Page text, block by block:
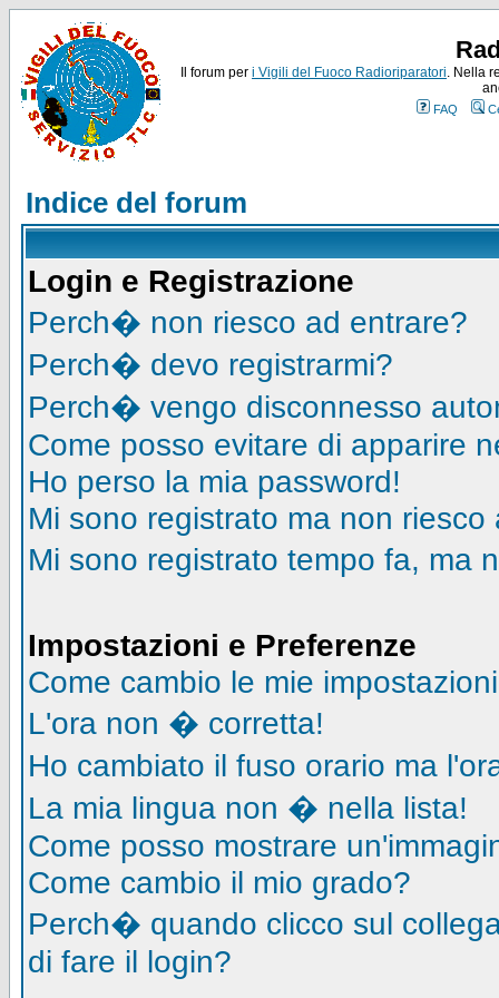
Il forum per i Vigili del Fuoco Radioriparatori. Nella
FAQ
Indice del forum
Login e Registrazione
Perch� non riesco ad entrare?
Perch� devo registrarmi?
Perch� vengo disconnesso
Come posso evitare di apparire
Ho perso la mia password!
Mi sono registrato ma non riesco
Mi sono registrato tempo fa, ma
Impostazioni e Preferenze
Come cambio le mie
L'ora non � corretta!
Ho cambiato il fuso orario ma
La mia lingua non � nella lista!
Come posso mostrare
Come cambio il mio grado?
Perch� quando clicco sul
di fare il login?